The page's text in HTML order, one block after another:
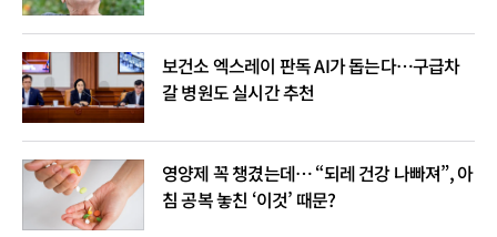
보건소 엑스레이 판독 AI가 돕는다…구급차
갈 병원도 실시간 추천
영양제 꼭 챙겼는데… “되레 건강 나빠져”, 아
침 공복 놓친 ‘이것’ 때문?